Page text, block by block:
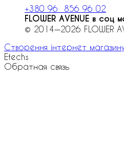
+380 96 856 96 02
FLOWER AVENUE в соц
© 2014—2026 FLOWER
Створення інтернет
Etechs
Обратная связь